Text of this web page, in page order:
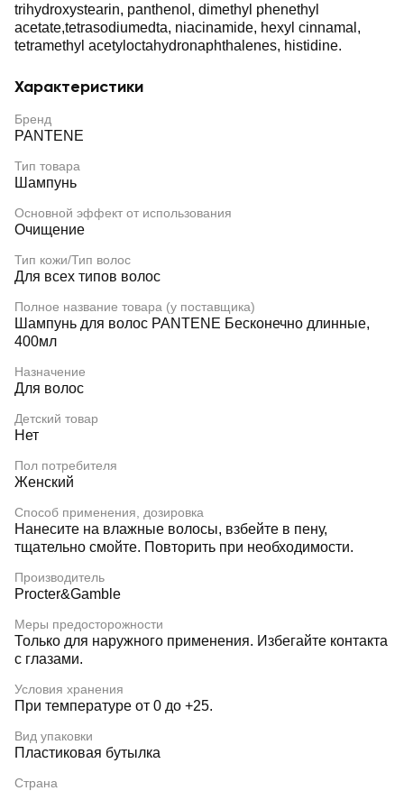
trihydroxystearin, panthenol, dimethyl phenethyl
acetate,tetrasodiumedta, niacinamide, hexyl cinnamal,
tetramethyl acetyloctahydronaphthalenes, histidine.
Характеристики
Бренд
PANTENE
Тип товара
Шампунь
Основной эффект от использования
Очищение
Тип кожи/Тип волос
Для всех типов волос
Полное название товара (у поставщика)
Шампунь для волос PANTENE Бесконечно длинные,
400мл
Назначение
Для волос
Детский товар
Нет
Пол потребителя
Женский
Способ применения, дозировка
Нанесите на влажные волосы, взбейте в пену,
тщательно смойте. Повторить при необходимости.
Производитель
Procter&Gamble
Меры предосторожности
Только для наружного применения. Избегайте контакта
с глазами.
Условия хранения
При температуре от 0 до +25.
Вид упаковки
Пластиковая бутылка
Страна